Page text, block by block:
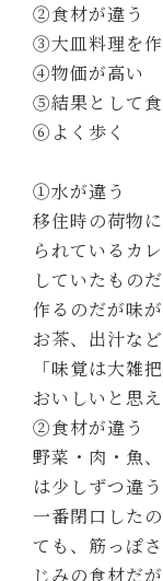
②食材が違う
③大皿料理を
④物価が高い
⑤結果として
⑥よく歩く
①水が違う
移住時の荷物
られているカ
していたもの
作るのだが味
お茶、出汁な
「味覚は大雑
おいしいと思え
②食材が違う
野菜・肉・魚
は少しずつ違う
一番閉口した
ても、筋っぽ
じみの食材だ